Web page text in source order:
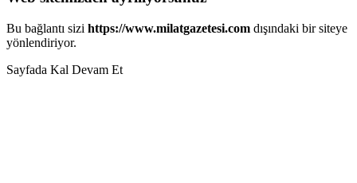
Bu bağlantı sizi https://www.milatgazetesi.com dışındaki bir siteye
yönlendiriyor.
Sayfada Kal Devam Et